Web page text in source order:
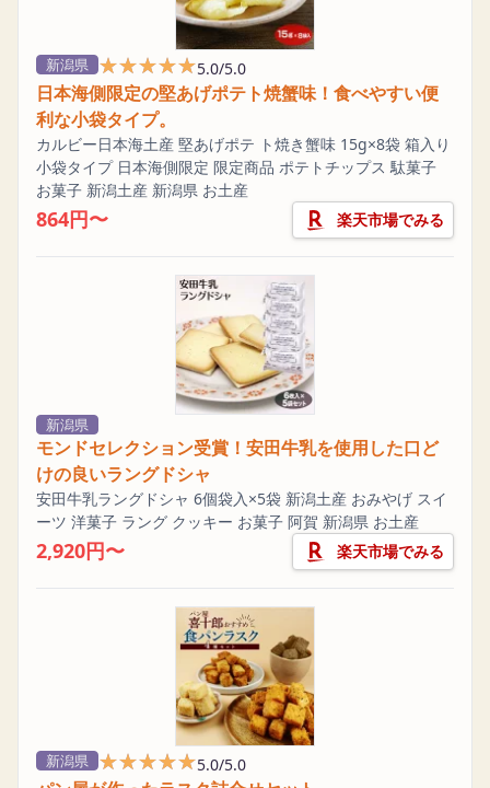
新潟県 ★★★★★
★★★★★5.0/5.0
日本海側限定の堅あげポテト焼蟹味！食べやすい便
利な小袋タイプ。
カルビー日本海土産 堅あげポテ ト焼き蟹味 15g×8袋 箱入り
小袋タイプ 日本海側限定 限定商品 ポテトチップス 駄菓子
お菓子 新潟土産 新潟県 お土産
864円〜 楽天市場でみる
新潟県
モンドセレクション受賞！安田牛乳を使用した口ど
けの良いラングドシャ
安田牛乳ラングドシャ 6個袋入×5袋 新潟土産 おみやげ スイ
ーツ 洋菓子 ラング クッキー お菓子 阿賀 新潟県 お土産
2,920円〜 楽天市場でみる
新潟県 ★★★★★
★★★★★5.0/5.0